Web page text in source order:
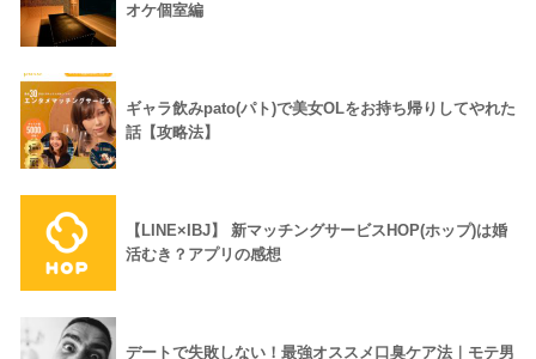
オケ個室編
ギャラ飲みpato(パト)で美女OLをお持ち帰りしてやれた
話【攻略法】
【LINE×IBJ】 新マッチングサービスHOP(ホップ)は婚
活むき？アプリの感想
デートで失敗しない！最強オススメ口臭ケア法｜モテ男